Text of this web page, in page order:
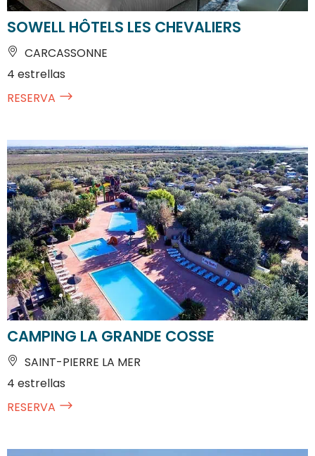
SOWELL HÔTELS LES CHEVALIERS
CARCASSONNE
4 estrellas
RESERVA
CAMPING LA GRANDE COSSE
SAINT-PIERRE LA MER
4 estrellas
RESERVA